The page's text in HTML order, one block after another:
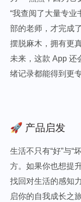
“我查阅了大量专
部的老师，才完成
摆脱麻木，拥有更
未来，这款 App 还
绪记录都能得到更
🚀 产品启发
生活不只有“好”与“
方。如果你也想提
找回对生活的感知
启你的自我成长之旅